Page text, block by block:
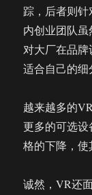
踪，后者则
内创业团队
对大厂在品
适合自己的细
越来越多的
更多的可选
格的下降，使
诚然，VR还